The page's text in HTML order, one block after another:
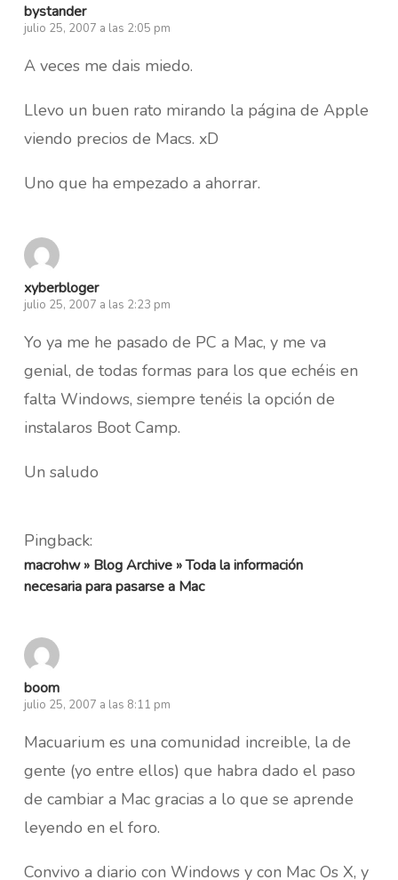
bystander
julio 25, 2007 a las 2:05 pm
A veces me dais miedo.
Llevo un buen rato mirando la página de Apple
viendo precios de Macs. xD
Uno que ha empezado a ahorrar.
xyberbloger
julio 25, 2007 a las 2:23 pm
Yo ya me he pasado de PC a Mac, y me va
genial, de todas formas para los que echéis en
falta Windows, siempre tenéis la opción de
instalaros Boot Camp.
Un saludo
Pingback:
macrohw » Blog Archive » Toda la información
necesaria para pasarse a Mac
boom
julio 25, 2007 a las 8:11 pm
Macuarium es una comunidad increible, la de
gente (yo entre ellos) que habra dado el paso
de cambiar a Mac gracias a lo que se aprende
leyendo en el foro.
Convivo a diario con Windows y con Mac Os X, y